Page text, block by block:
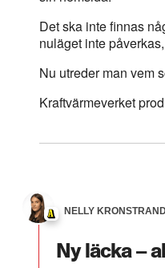
Det ska inte finnas
nuläget inte
Nu utreder man vem
Kraftvärmeverket
NELLY
Ny läcka –